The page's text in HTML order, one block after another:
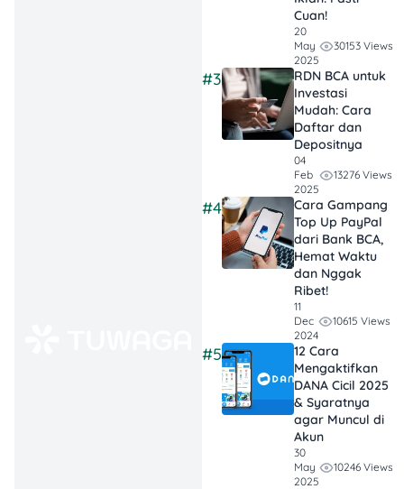
Cuan!
20
May
2025
30153 Views
#3
RDN BCA untuk
Investasi
Mudah: Cara
Daftar dan
Depositnya
04
Feb
2025
13276 Views
#4
Cara Gampang
Top Up PayPal
dari Bank BCA,
Hemat Waktu
dan Nggak
Ribet!
11
Dec
2024
10615 Views
#5
12 Cara
Mengaktifkan
DANA Cicil 2025
& Syaratnya
agar Muncul di
Akun
30
May
2025
10246 Views